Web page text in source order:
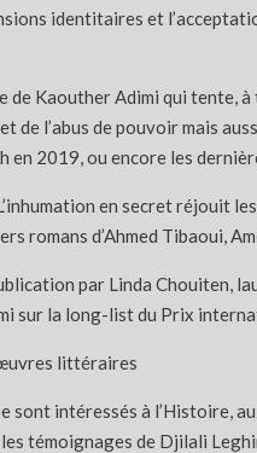
identitaires et
Kaouther Adimi qui tente,
l’abus de pouvoir mais
2019, ou encore les
en secret réjouit
romans d’Ahmed Tibaoui,
par Linda Chouiten,
sur la long-list du Prix
littéraires
sont intéressés à
témoignages de Djilali